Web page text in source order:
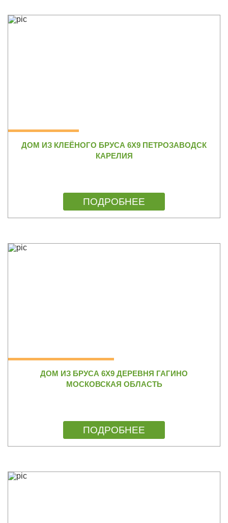
ДОМ ИЗ КЛЕЁНОГО БРУСА 6Х9 ПЕТРОЗАВОДСК
КАРЕЛИЯ
ПОДРОБНЕЕ
ДОМ ИЗ БРУСА 6Х9 ДЕРЕВНЯ ГАГИНО
МОСКОВСКАЯ ОБЛАСТЬ
ПОДРОБНЕЕ